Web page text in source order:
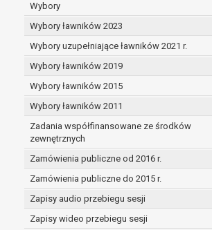
Wybory
Wybory ławników 2023
Wybory uzupełniające ławników 2021 r.
Wybory ławników 2019
Wybory ławników 2015
Wybory ławników 2011
Zadania współfinansowane ze środków
zewnętrznych
Zamówienia publiczne od 2016 r.
Zamówienia publiczne do 2015 r.
Zapisy audio przebiegu sesji
Zapisy wideo przebiegu sesji